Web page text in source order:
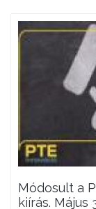
Módosult a
kiírás. Május